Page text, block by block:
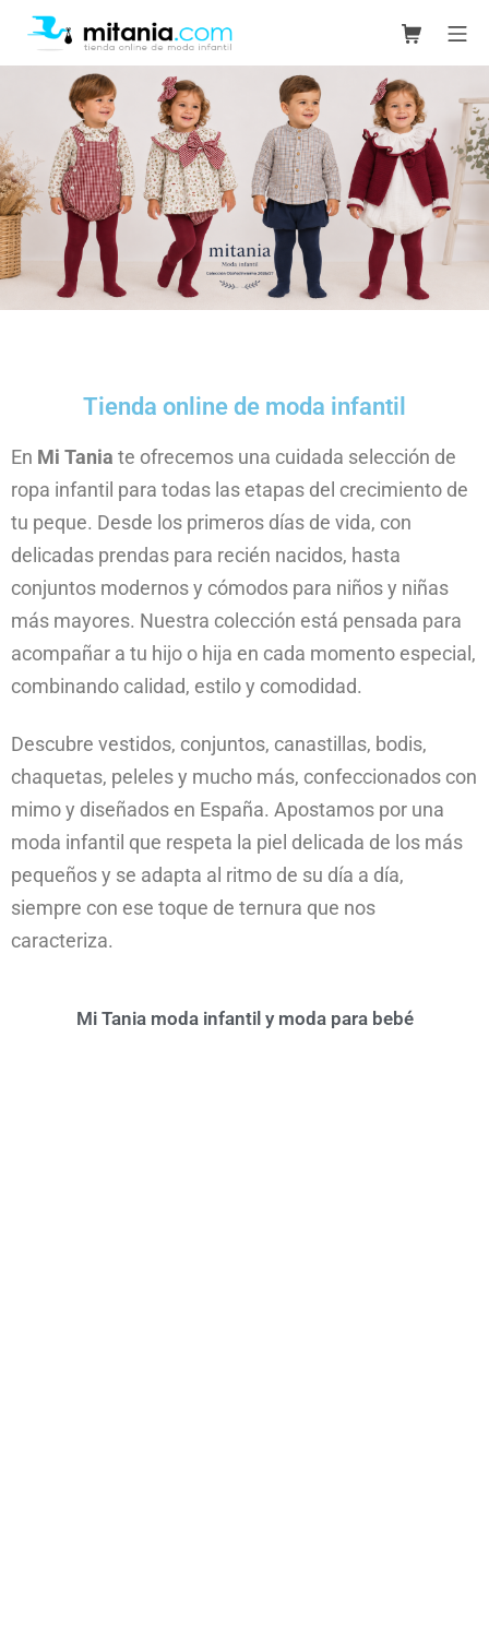
Tienda online de moda infantil
En Mi Tania te ofrecemos una cuidada selección de
ropa infantil para todas las etapas del crecimiento de
tu peque. Desde los primeros días de vida, con
delicadas prendas para recién nacidos, hasta
conjuntos modernos y cómodos para niños y niñas
más mayores. Nuestra colección está pensada para
acompañar a tu hijo o hija en cada momento especial,
combinando calidad, estilo y comodidad.
Descubre vestidos, conjuntos, canastillas, bodis,
chaquetas, peleles y mucho más, confeccionados con
mimo y diseñados en España. Apostamos por una
moda infantil que respeta la piel delicada de los más
pequeños y se adapta al ritmo de su día a día,
siempre con ese toque de ternura que nos
caracteriza.
Mi Tania moda infantil y moda para bebé